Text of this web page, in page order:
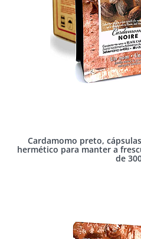
Cardamomo preto,
hermético para manter a
de